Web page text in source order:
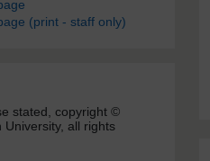
(print - staff only)
stated, copyright ©
University, all rights